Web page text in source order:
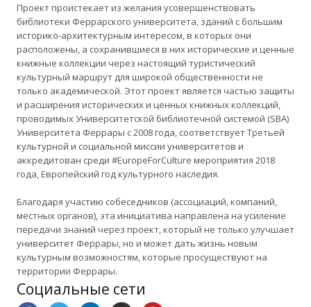
Проект проистекает из желания усовершенствовать
библиотеки Феррарского университета, зданий с большим
историко-архитектурным интересом, в которых они
расположены, а сохранившиеся в них исторические и ценные
книжные коллекции через настоящий туристический
культурный маршрут для широкой общественности не
только академической. Этот проект является частью защиты
и расширения исторических и ценных книжных коллекций,
проводимых Университетской библиотечной системой (SBA)
Университета Феррары с 2008 года, соответствует Третьей
культурной и социальной миссии университетов и
аккредитован среди #EuropeForCulture мероприятия 2018
года, Европейский год культурного наследия.
Благодаря участию собеседников (ассоциаций, компаний,
местных органов), эта инициатива направлена ​​на усиление
передачи знаний через проект, который не только улучшает
университет Феррары, но и может дать жизнь новым
культурным возможностям, которые просуществуют на
территории Феррары.
Социальные сети